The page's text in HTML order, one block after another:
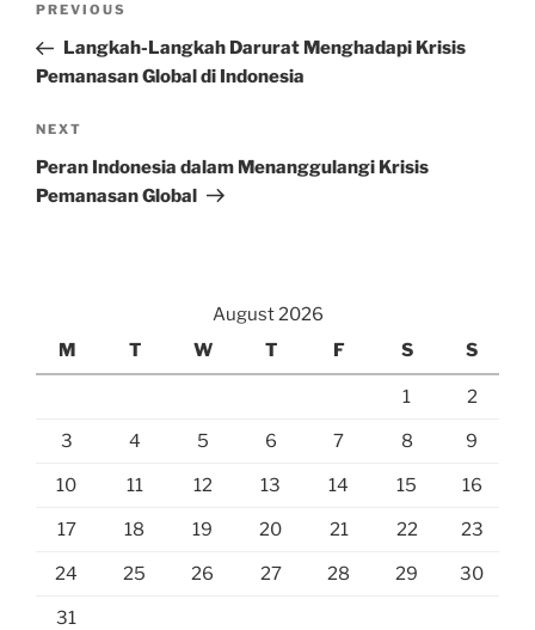
Previous
Post
PREVIOUS
Langkah-Langkah Darurat Menghadapi Krisis
Pemanasan Global di Indonesia
Next
Post
NEXT
Peran Indonesia dalam Menanggulangi Krisis
Pemanasan Global
August 2026
M
T W T F S S
1 2
3 4 5 6 7 8 9
10 11 12 13 14 15 16
17 18 19 20 21 22 23
24 25 26 27 28 29 30
31